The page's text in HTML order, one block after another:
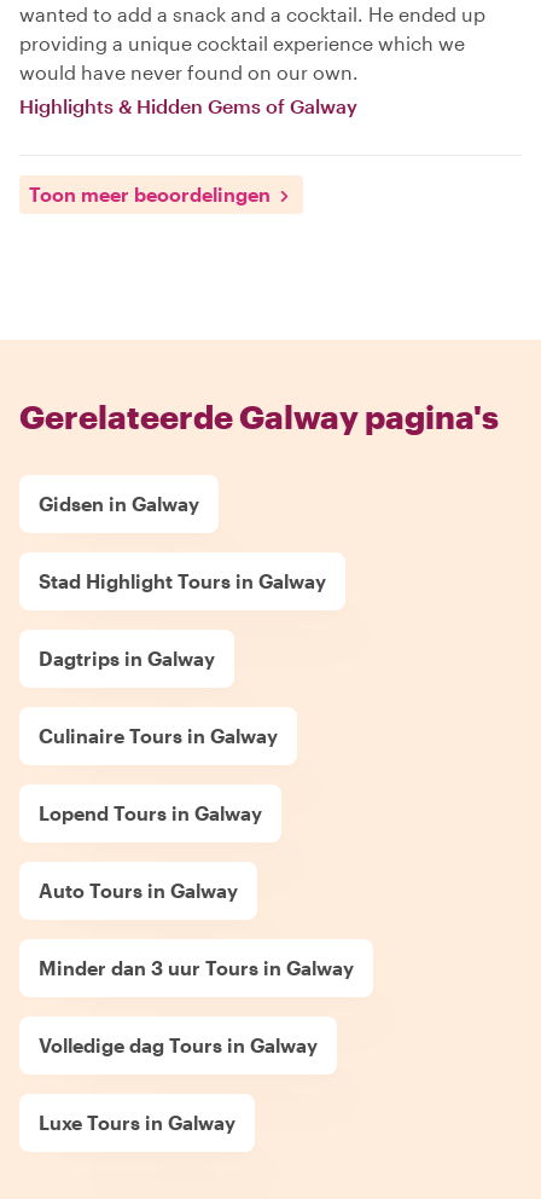
wanted to add a snack and a cocktail. He ended up
providing a unique cocktail experience which we
would have never found on our own.
Highlights & Hidden Gems of Galway
Toon meer beoordelingen
Gerelateerde Galway pagina's
Gidsen in Galway
Stad Highlight Tours in Galway
Dagtrips in Galway
Culinaire Tours in Galway
Lopend Tours in Galway
Auto Tours in Galway
Minder dan 3 uur Tours in Galway
Volledige dag Tours in Galway
Luxe Tours in Galway